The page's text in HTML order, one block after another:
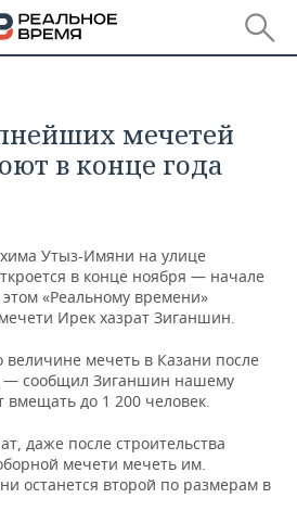
ПФО
мечетей
в конце года
Утыз-Имяни на улице
в конце ноября — начале
«Реальному времени»
Ирек хазрат Зиганшин.
величине мечеть в Казани после
— сообщил Зиганшин нашему
до 1 200 человек.
даже после строительства
мечети мечеть им.
останется второй по размерам в